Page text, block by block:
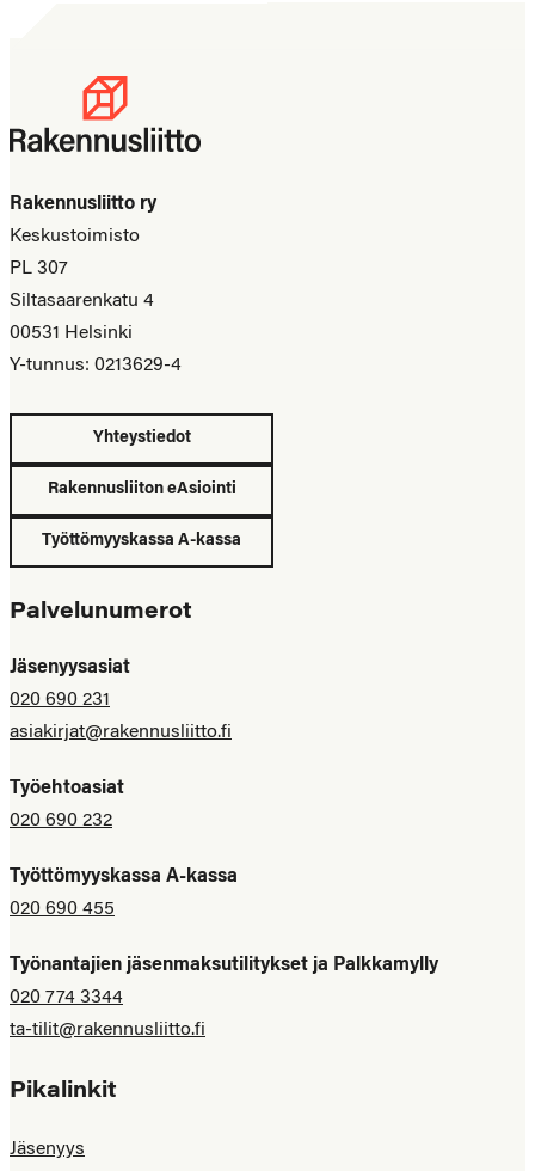
Rakennusliitto ry
Keskustoimisto
PL 307
Siltasaarenkatu 4
00531 Helsinki
Y-tunnus: 0213629-4
Yhteystiedot
Rakennusliiton eAsiointi
Työttömyyskassa A-kassa
Palvelunumerot
Jäsenyysasiat
020 690 231
asiakirjat@rakennusliitto.fi
Työehtoasiat
020 690 232
Työttömyyskassa A-kassa
020 690 455
Työnantajien jäsenmaksutilitykset ja Palkkamylly
020 774 3344
ta-tilit@rakennusliitto.fi
Pikalinkit
Jäsenyys